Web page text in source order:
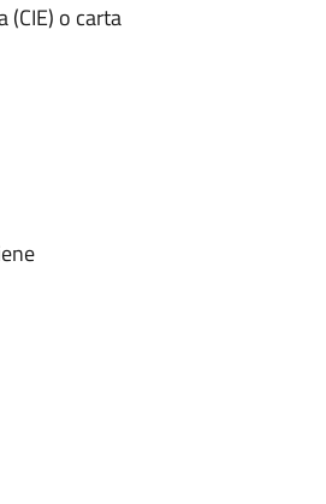
o carta